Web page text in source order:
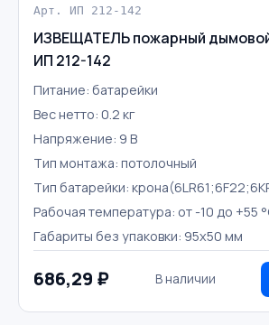
Арт. ИП 212-142
ИЗВЕЩАТЕЛЬ пожарный
ИП 212-142
Питание: батарейки
Вес нетто: 0.2 кг
Напряжение: 9 В
Тип монтажа: потолочный
Тип батарейки:
Рабочая температура: от -10 до +55
Габариты без упаковки: 95х50 мм
686,29 ₽ В наличии